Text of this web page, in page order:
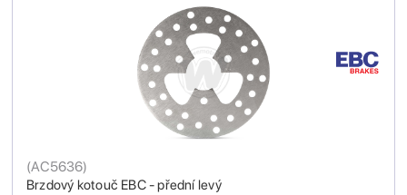
Brzdový kotouč EBC - přední levý
(AC5636)